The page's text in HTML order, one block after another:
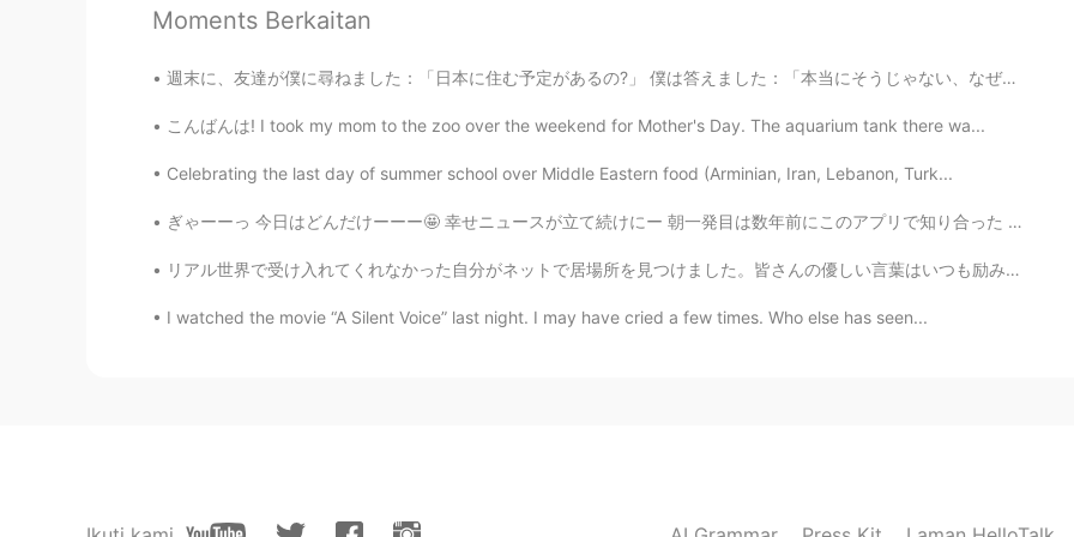
stacey ステイシ－ 2021.05.08 07:57
@Koji wtte thanks for telling me what you use
JP EN
@stacey ステイシ－ It seems tasty. I usualy use onion,cabbage and green onion.😊
Moments Berkaitan
週末に、友達が僕に尋ねました：「日本に住む予定があるの?」 僕は答えました：「本当にそうじゃない、なぜ尋ねる?」 「セバスチャンは日本語がかなり上手なので。ドイツに帰るの予定あれば、一生懸命日本...
こんばんは! I took my mom to the zoo over the weekend for Mother's Day. The aquarium tank there wa...
Celebrating the last day of summer school over Middle Eastern food (Arminian, Iran, Lebanon, Turk...
ぎゃーーっ 今日はどんだけーーー🤩 幸せニュースが立て続けにー 朝一発目は数年前にこのアプリで知り合った お友達ー この間久しぶりに連絡したら幸せオーラ出してて もうすぐ？！ってなってたんだけ...
リアル世界で受け入れてくれなかった自分がネットで居場所を見つけました。皆さんの優しい言葉はいつも励みになります。おかげさまで、大変なことがあっても、毎日起きて進みたい気持ちになりました。心から感...
I watched the movie “A Silent Voice” last night. I may have cried a few times. Who else has seen...